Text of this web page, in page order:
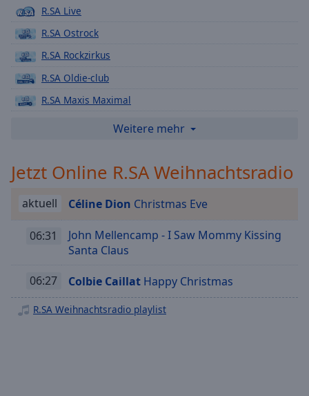
Descriptions
descriptions
selected
opens
subtitles
settings
subtitles
off,
selected
Track
R.SA Live
R.SA Ostrock
R.SA Rockzirkus
R.SA Oldie-club
R.SA Maxis Maximal
R.SA Snow Fun Radio
R.SA Das Beatles Radio
R.SA Das Schnarchnasenradio
R.SA Disco
R.SA 1.000 80ER
R.SA 1.000 90
R.SA Italo Disco Hits
Weitere mehr
Jetzt Online R.SA Weihnachtsradio
aktuell Céline Dion Christmas Eve
06:31
John Mellencamp - I Saw Mommy Kissing
Santa Claus
06:27 Colbie Caillat Happy Christmas
R.SA Weihnachtsradio playlist